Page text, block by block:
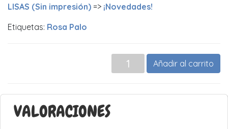
LISAS (Sin impresión) => ¡Novedades!
Etiquetas: Rosa Palo
Añadir al carrito
VALORACIONES